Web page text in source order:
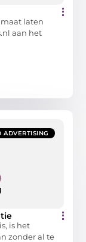
laten
aan het
ADVERTISING
is het
zonder al te